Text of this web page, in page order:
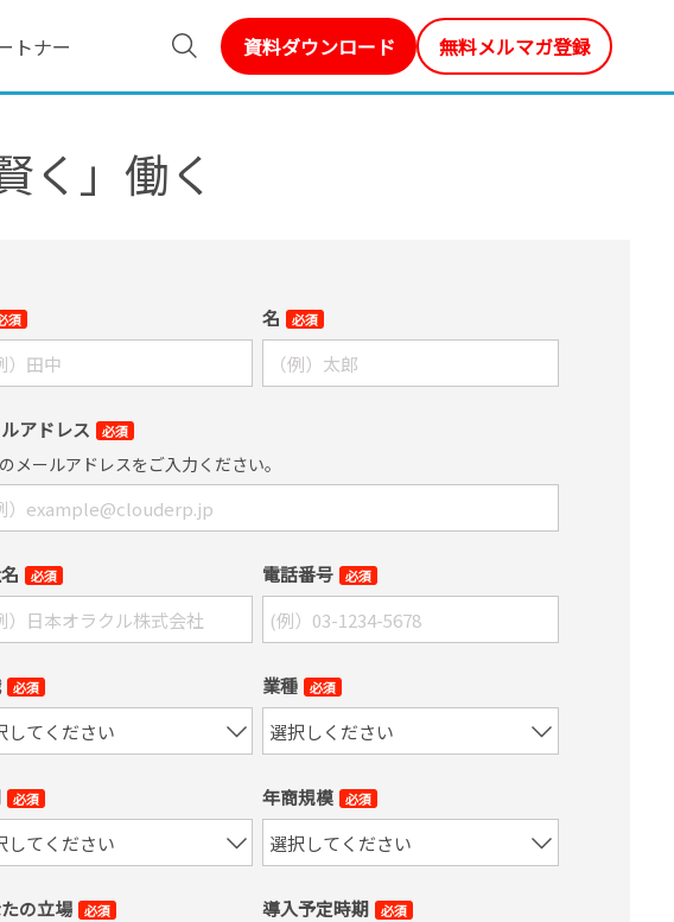
トナー 資料ダウンロード 無料メルマガ登録
く」働く
須 名 必須
アドレス 必須
メールアドレスをご入力ください。
必須 電話番号 必須
必須 業種 必須
必須 年商規模 必須
の立場 必須 導入予定時期 必須